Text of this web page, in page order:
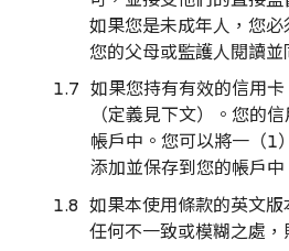
如果您是未成年人，您
您的父母或監護人閱讀並
如果您持有有效的信用
（定義見下文）。您的
帳戶中。您可以將一（1
添加並保存到您的帳戶中
如果本使用條款的英文
任何不一致或模糊之處，